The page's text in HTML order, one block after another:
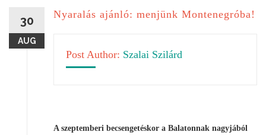
30
AUG
Nyaralás ajánló: menjünk Montenegróba!
Post Author: Szalai Szilárd
A szeptemberi becsengetéskor a Balatonnak nagyjából